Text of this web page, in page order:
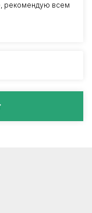
рекомендую всем